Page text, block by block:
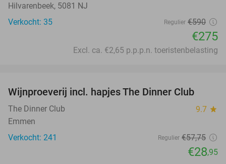
Hilvarenbeek, 5081 NJ
Verkocht: 35
Regulier €590
€275
Excl. ca. €2,65 p.p.p.n. toeristenbelasting
Wijnproeverij incl. hapjes The Dinner Club
The Dinner Club 9.7 star
Emmen
Verkocht: 241
Regulier €57,75
€28,95